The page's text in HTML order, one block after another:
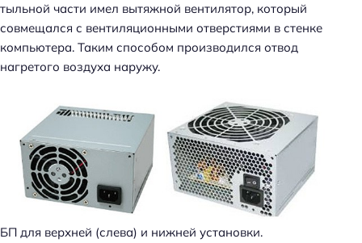
тыльной части имел вытяжной вентилятор, который
совмещался с вентиляционными отверстиями в стенке
компьютера. Таким способом производился отвод
нагретого воздуха наружу.
БП для верхней (слева) и нижней установки.